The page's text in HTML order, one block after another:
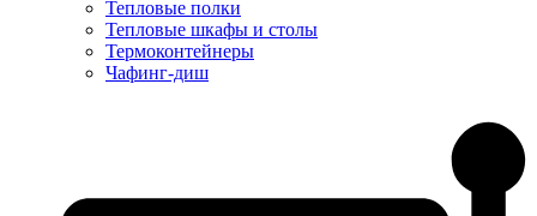
Тепловые полки
Тепловые шкафы и столы
Термоконтейнеры
Чафинг-диш